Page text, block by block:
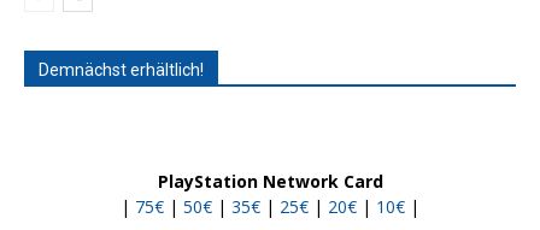
Demnächst erhältlich!
PlayStation Network Card
| 75€ | 50€ | 35€ | 25€ | 20€ | 10€ |